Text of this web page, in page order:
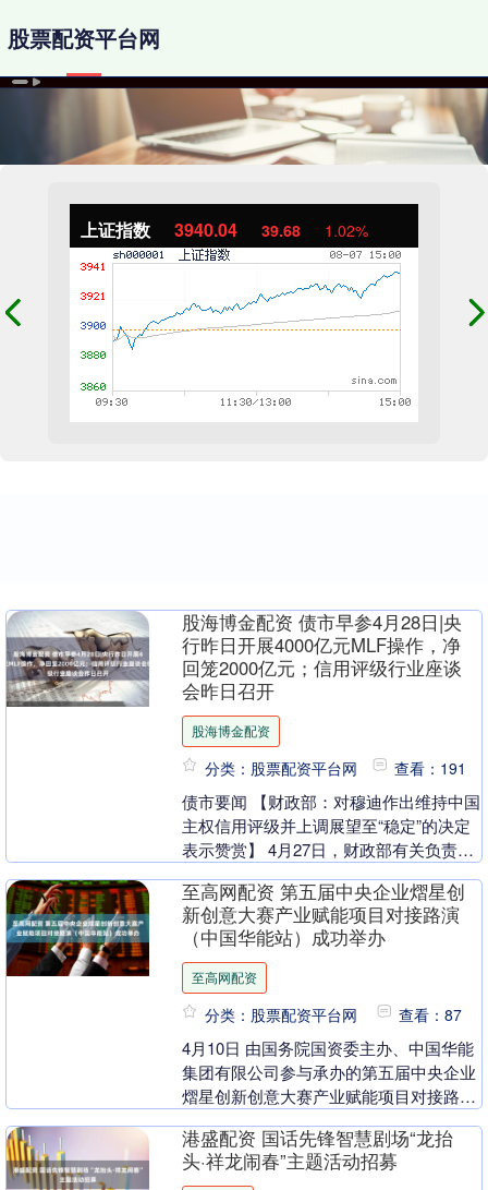
上证指数 3940.04 39.68 1.02%
股票配资平台网
股海博金配资 债市早参4月28日|央
行昨日开展4000亿元MLF操作，净
回笼2000亿元；信用评级行业座谈
会昨日召开
股海博金配资
分类：股票配资平台网 查看：191
债市要闻 【财政部：对穆迪作出维持中国
主权信用评级并上调展望至“稳定”的决定
表示赞赏】 4月27日，财政部有关负责同
至稳定有....
至高网配资 第五届中央企业熠星创
新创意大赛产业赋能项目对接路演
（中国华能站）成功举办
至高网配资
分类：股票配资平台网 查看：87
4月10日 由国务院国资委主办、中国华能
集团有限公司参与承办的第五届中央企业
熠星创新创意大赛产业赋能项目对接路演
办，来自中国电....
港盛配资 国话先锋智慧剧场“龙抬
头·祥龙闹春”主题活动招募